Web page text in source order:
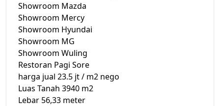
Showroom Mazda
Showroom Mercy
Showroom Hyundai
Showroom MG
Showroom Wuling
Restoran Pagi Sore
harga jual 23.5 jt / m2 nego
Luas Tanah 3940 m2
Lebar 56,33 meter